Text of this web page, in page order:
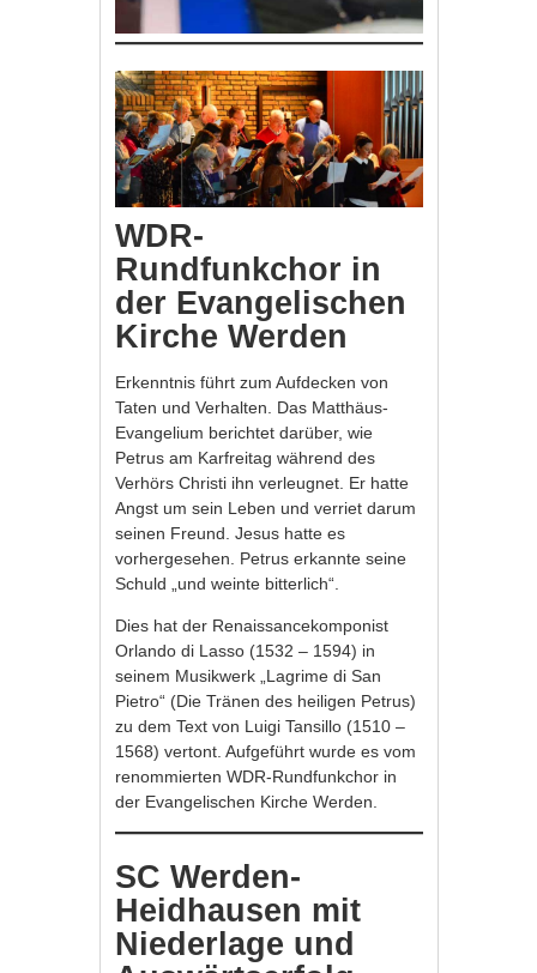
WDR-
Rundfunkchor in
der Evangelischen
Kirche Werden
Erkenntnis führt zum Aufdecken von
Taten und Verhalten. Das Matthäus-
Evangelium berichtet darüber, wie
Petrus am Karfreitag während des
Verhörs Christi ihn verleugnet. Er hatte
Angst um sein Leben und verriet darum
seinen Freund. Jesus hatte es
vorhergesehen. Petrus erkannte seine
Schuld „und weinte bitterlich“.
Dies hat der Renaissancekomponist
Orlando di Lasso (1532 – 1594) in
seinem Musikwerk „Lagrime di San
Pietro“ (Die Tränen des heiligen Petrus)
zu dem Text von Luigi Tansillo (1510 –
1568) vertont. Aufgeführt wurde es vom
renommierten WDR-Rundfunkchor in
der Evangelischen Kirche Werden.
SC Werden-
Heidhausen mit
Niederlage und